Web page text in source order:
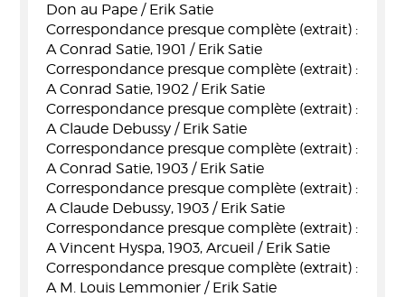
Don au Pape / Erik Satie
Correspondance presque complète (extrait) :
A Conrad Satie, 1901 / Erik Satie
Correspondance presque complète (extrait) :
A Conrad Satie, 1902 / Erik Satie
Correspondance presque complète (extrait) :
A Claude Debussy / Erik Satie
Correspondance presque complète (extrait) :
A Conrad Satie, 1903 / Erik Satie
Correspondance presque complète (extrait) :
A Claude Debussy, 1903 / Erik Satie
Correspondance presque complète (extrait) :
A Vincent Hyspa, 1903, Arcueil / Erik Satie
Correspondance presque complète (extrait) :
A M. Louis Lemmonier / Erik Satie